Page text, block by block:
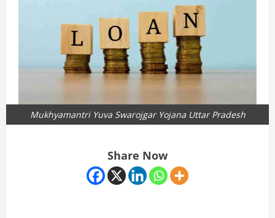
Mukhyamantri Yuva Swarojgar Yojana Uttar Pradesh
Share Now